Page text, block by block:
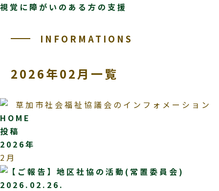
視覚に障がいのある方の支援
INFORMATIONS
2026年02月一覧
HOME
投稿
2026年
2月
2026.02.26.